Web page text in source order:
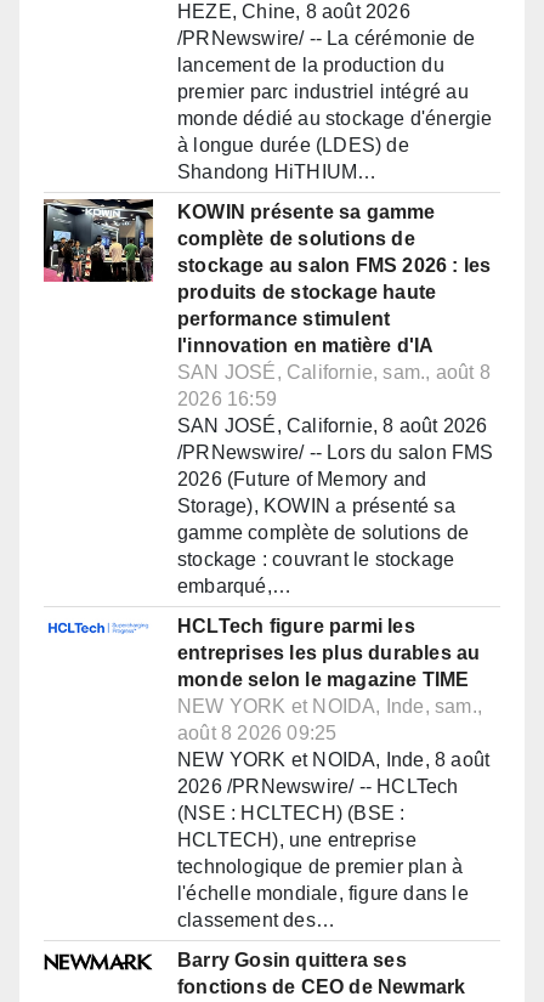
HEZE, Chine, 8 août 2026
/PRNewswire/ -- La cérémonie de
lancement de la production du
premier parc industriel intégré au
monde dédié au stockage d'énergie
à longue durée (LDES) de
Shandong HiTHIUM…
KOWIN présente sa gamme
complète de solutions de
stockage au salon FMS 2026 : les
produits de stockage haute
performance stimulent
l'innovation en matière d'IA
SAN JOSÉ, Californie, sam., août 8
2026 16:59
SAN JOSÉ, Californie, 8 août 2026
/PRNewswire/ -- Lors du salon FMS
2026 (Future of Memory and
Storage), KOWIN a présenté sa
gamme complète de solutions de
stockage : couvrant le stockage
embarqué,…
HCLTech figure parmi les
entreprises les plus durables au
monde selon le magazine TIME
NEW YORK et NOIDA, Inde, sam.,
août 8 2026 09:25
NEW YORK et NOIDA, Inde, 8 août
2026 /PRNewswire/ -- HCLTech
(NSE : HCLTECH) (BSE :
HCLTECH), une entreprise
technologique de premier plan à
l'échelle mondiale, figure dans le
classement des…
Barry Gosin quittera ses
fonctions de CEO de Newmark